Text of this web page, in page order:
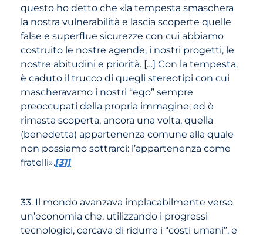
questo ho detto che «la tempesta smaschera
la nostra vulnerabilità e lascia scoperte quelle
false e superflue sicurezze con cui abbiamo
costruito le nostre agende, i nostri progetti, le
nostre abitudini e priorità. […] Con la tempesta,
è caduto il trucco di quegli stereotipi con cui
mascheravamo i nostri “ego” sempre
preoccupati della propria immagine; ed è
rimasta scoperta, ancora una volta, quella
(benedetta) appartenenza comune alla quale
non possiamo sottrarci: l’appartenenza come
fratelli».[31]
33. Il mondo avanzava implacabilmente verso
un’economia che, utilizzando i progressi
tecnologici, cercava di ridurre i “costi umani”, e